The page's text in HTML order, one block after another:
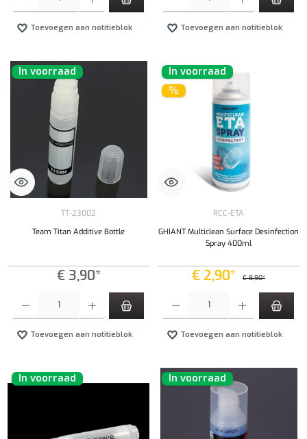
Toevoegen aan notitieblok Toevoegen aan notitieblok
In voorraad
TT-23002
Team Titan Additive Bottle
€ 3,90*
Toevoegen aan notitieblok
In voorraad
%
RCC-ETA
GHIANT Multiclean Surface Desinfection
Spray 400ml
€ 2,90* € 8,90*
Toevoegen aan notitieblok
In voorraad In voorraad